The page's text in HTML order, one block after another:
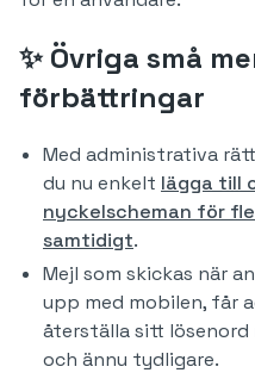
✨ ​​Övriga små
förbättringar
Med administrativa
du nu enkelt lägga till
nyckelscheman för
samtidigt.
Mejl som skickas när
upp med mobilen, får
återställa sitt
och ännu tydligare.